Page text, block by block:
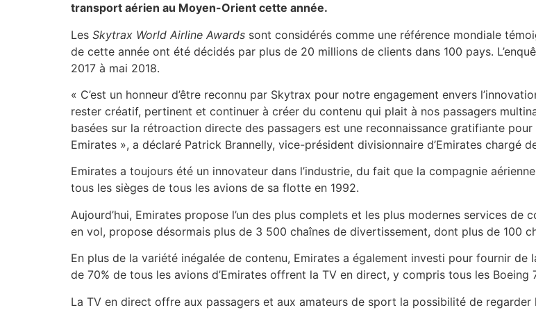
transport aérien au Moyen-Orient cette année.
Les Skytrax World Airline Awards sont considérés comme une référence mondiale
de cette année ont été décidés par plus de 20 millions de clients dans 100 pays.
2017 à mai 2018.
« C’est un honneur d’être reconnu par Skytrax pour notre engagement envers
rester créatif, pertinent et continuer à créer du contenu qui plait à nos passagers
basées sur la rétroaction directe des passagers est une reconnaissance gratifiante
Emirates », a déclaré Patrick Brannelly, vice-président divisionnaire d’Emirates chargé
Emirates a toujours été un innovateur dans l’industrie, du fait que la compagnie
tous les sièges de tous les avions de sa flotte en 1992.
Aujourd’hui, Emirates propose l’un des plus complets et les plus modernes services
en vol, propose désormais plus de 3 500 chaînes de divertissement, dont plus de 100
En plus de la variété inégalée de contenu, Emirates a également investi pour fournir
de 70% de tous les avions d’Emirates offrent la TV en direct, y compris tous les Boeing
La TV en direct offre aux passagers et aux amateurs de sport la possibilité de